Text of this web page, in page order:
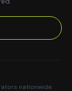
nationwide.